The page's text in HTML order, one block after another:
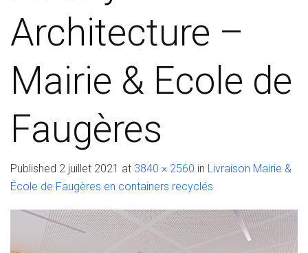
Architecture –
Mairie & Ecole de
Faugères
Published 2 juillet 2021 at 3840 × 2560 in Livraison Mairie &
École de Faugères en containers recyclés